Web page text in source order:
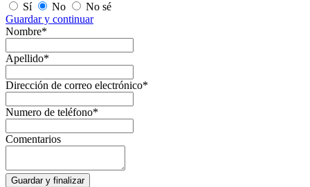
Sí
No
No sé
Guardar y continuar
Nombre*
Apellido*
Dirección de correo electrónico*
Numero de teléfono*
Comentarios